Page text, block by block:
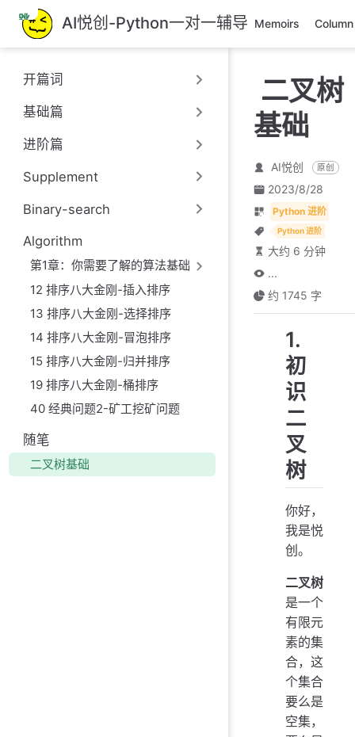
跳
至
主
內
容
AI悦创-Python一对一辅导 Memoirs Column
开篇词
基础篇
进阶篇
Supplement
Binary-search
Algorithm
第1章：你需要了解的算法基础
12 排序八大金刚-插入排序
13 排序八大金刚-选择排序
14 排序八大金刚-冒泡排序
15 排序八大金刚-归并排序
19 排序八大金刚-桶排序
40 经典问题2-矿工挖矿问题
随笔
二叉树基础
二叉树
基础
AI悦创 原创
2023/8/28
Python 进阶
Python 进阶
大约 6 分钟
...
约 1745 字
1.
初
识
二
叉
树
你好，
我是悦
创。
二叉树
是一个
有限元
素的集
合，这
个集合
要么是
空集，